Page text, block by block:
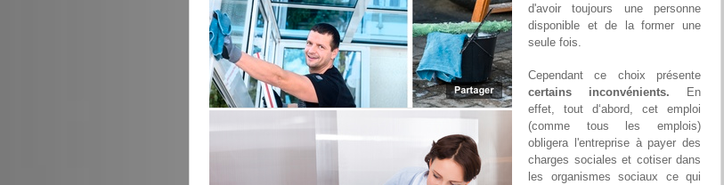
d'avoir toujours une personne
disponible et de la former une
seule fois.
Cependant ce choix présente
certains inconvénients. En
effet, tout d‘abord, cet emploi
(comme tous les emplois)
obligera l'entreprise à payer des
charges sociales et cotiser dans
les organismes sociaux ce qui